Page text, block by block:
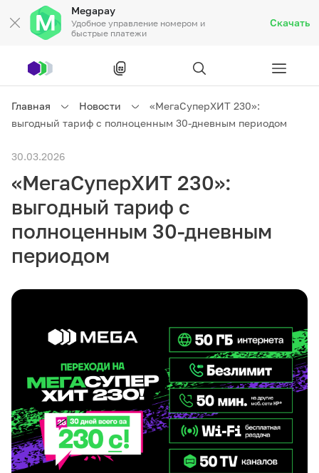
Megapay
Удобное управление номером и
быстрые платежи
Скачать
Частным клиентам
Бизнесу
Связь
Тарифы
Услуги
Все услуги Развлечения Соц.сети
Компания
Сервисы
Главная Новости
«МегаСуперХИТ 230»:
выгодный тариф с полноценным 30-дневным периодом
30.03.2026
«МегаСуперХИТ 230»:
выгодный тариф с
полноценным 30-дневным
периодом